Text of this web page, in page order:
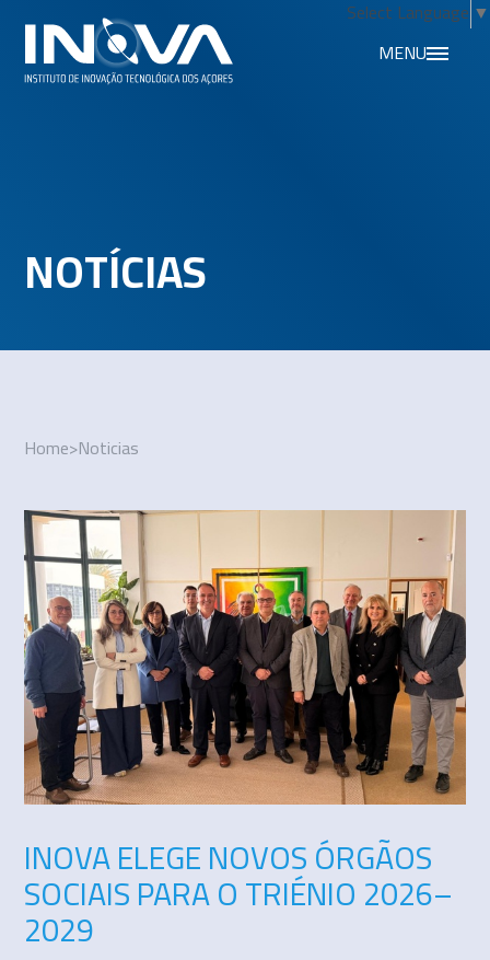
Select Language ▼
MENU
NOTÍCIAS
Home>Noticias
INOVA ELEGE NOVOS ÓRGÃOS
SOCIAIS PARA O TRIÉNIO 2026–
2029